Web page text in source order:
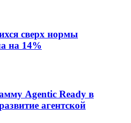
сверх нормы
на 14%
Agentic Ready в
агентской